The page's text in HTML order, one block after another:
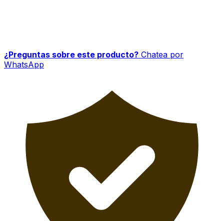
¿Preguntas sobre este producto? Chatea por
WhatsApp